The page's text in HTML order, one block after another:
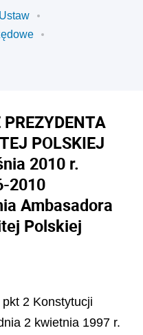
POLSKIEJ
2010 r.
2010
Ambasadora
Polskiej
2 Konstytucji
2 kwietnia 1997 r.